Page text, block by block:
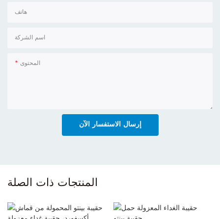
هاتف
اسم الشركة
المحتوى
إرسال الاستفسار الآن
المنتجات ذات الصلة